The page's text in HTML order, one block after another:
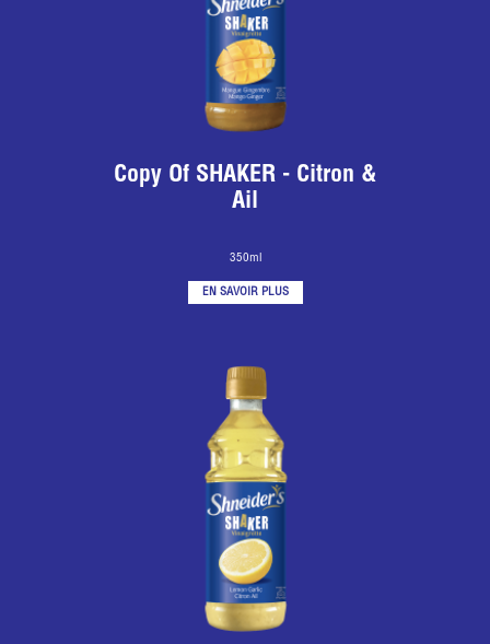
Copy Of SHAKER - Citron &
Ail
350ml
EN SAVOIR PLUS